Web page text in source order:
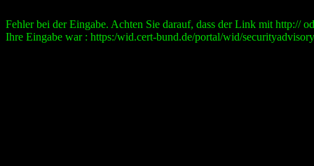
Fehler bei der Eingabe. Achten Sie darauf, dass der Link mit http://
Ihre Eingabe war : https:/wid.cert-bund.de/portal/wid/